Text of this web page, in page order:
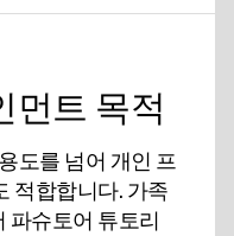
먼트 목적
도를 넘어 개인 프
적합합니다. 가족
파슈토어 튜토리